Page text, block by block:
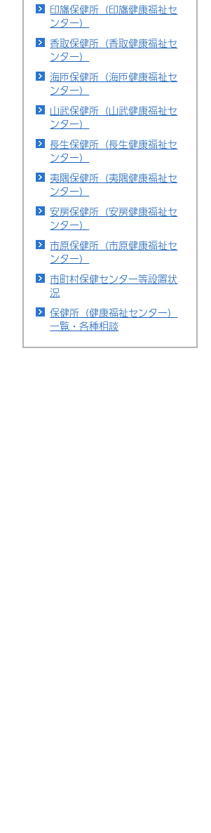
印旛保健所（印旛健康福祉セ
ンター）
香取保健所（香取健康福祉セ
ンター）
海匝保健所（海匝健康福祉セ
ンター）
山武保健所（山武健康福祉セ
ンター）
長生保健所（長生健康福祉セ
ンター）
夷隅保健所（夷隅健康福祉セ
ンター）
安房保健所（安房健康福祉セ
ンター）
市原保健所（市原健康福祉セ
ンター）
市町村保健センター等設置状
況
保健所（健康福祉センター）
一覧・各種相談